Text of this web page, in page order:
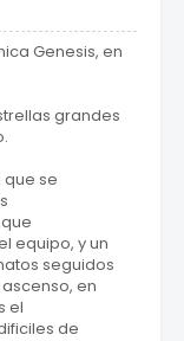
Genesis, en
grandes
que se
equipo, y un
seguidos
en
el
de